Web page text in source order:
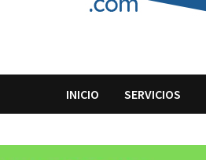
INICIO SERVICIOS